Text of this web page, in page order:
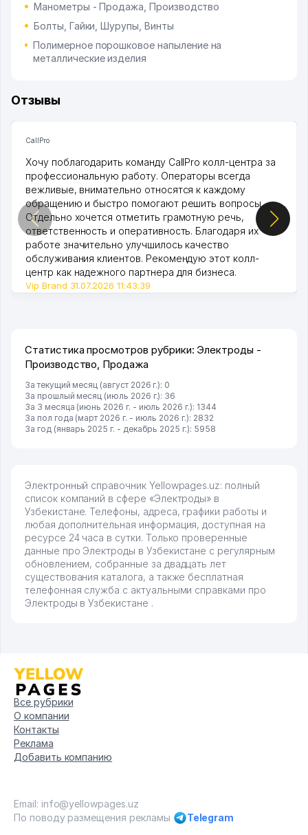
Манометры - Продажа, Производство
Болты, Гайки, Шурупы, Винты
Полимерное порошковое напыление на
металлические изделия
Отзывы
CallPro
Хочу поблагодарить команду CallPro колл-центра за
профессиональную работу. Операторы всегда
вежливые, внимательно относятся к каждому
обращению и быстро помогают решить вопросы.
Отдельно хочется отметить грамотную речь,
ответственность и оперативность. Благодаря их
работе значительно улучшилось качество
обслуживания клиентов. Рекомендую этот колл-
центр как надежного партнера для бизнеса.
Vip Brand 31.07.2026 11:43:39
Статистика просмотров рубрики: Электроды -
Производство, Продажа
За текущий месяц (август 2026 г.): 0
За прошлый месяц (июль 2026 г.): 36
За 3 месяца (июнь 2026 г. - июль 2026 г.): 1344
За пол года (март 2026 г. - июль 2026 г.): 2832
За год (январь 2025 г. - декабрь 2025 г.): 5958
Электронный справочник Yellowpages.uz: полный
список компаний в сфере «Электроды» в
Узбекистане. Телефоны, адреса, графики работы и
любая дополнительная информация, доступная на
ресурсе 24 часа в сутки. Только проверенные
данные про Электроды в Узбекистане с регулярным
обновлением, собранные за двадцать лет
существования каталога, а также бесплатная
телефонная служба с актуальными справками про
Электроды в Узбекистане .
Все рубрики
О компании
Контакты
Реклама
Добавить компанию
Email: info@yellowpages.uz
По поводу размещения рекламы
Telegram